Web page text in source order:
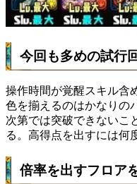
今回も多めの試行
操作時間が覚醒スキル含
色を揃えるのはかなりの
次第では突破できないこ
る。高得点を出すには何
倍率を出すフロア